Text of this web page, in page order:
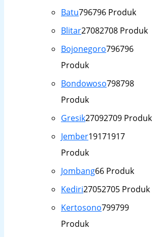
Batu796796 Produk
Blitar27082708 Produk
Bojonegoro796796
Produk
Bondowoso798798
Produk
Gresik27092709 Produk
Jember19171917
Produk
Jombang66 Produk
Kediri27052705 Produk
Kertosono799799
Produk